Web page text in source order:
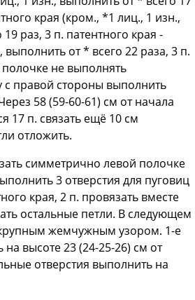
края (кром., *1 лиц., 1 изн.,
раз, 3 п. патентного края -
от * всего 22 раза, 3 п.
не выполнять
с правой стороны выполнить
58 (59-60-61) см от начала
17 п. связать ещё 10 см
отложить.
симметрично левой полочке
3 отверстия для пуговиц
края, 2 п. провязать вместе
остальные петли. В следующем
жемчужным узором. 1-е
на высоте 23 (24-25-26) см от
отверстия выполнить на